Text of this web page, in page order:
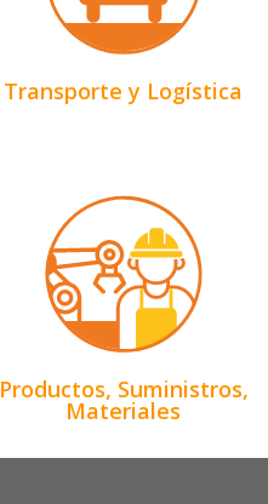
Transporte y Logística
Productos, Suministros,
Materiales